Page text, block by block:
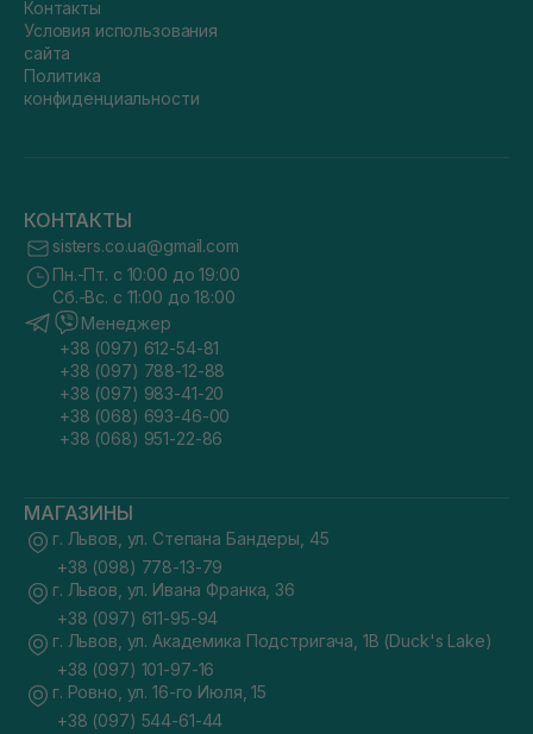
Контакты
Условия использования
сайта
Политика
конфиденциальности
КОНТАКТЫ
sisters.co.ua@gmail.com
Пн.-Пт. с 10:00 до 19:00
Сб.-Вс. с 11:00 до 18:00
Менеджер
+38 (097) 612-54-81
+38 (097) 788-12-88
+38 (097) 983-41-20
+38 (068) 693-46-00
+38 (068) 951-22-86
МАГАЗИНЫ
г. Львов, ул. Степана Бандеры, 45
+38 (098) 778-13-79
г. Львов, ул. Ивана Франка, 36
+38 (097) 611-95-94
г. Львов, ул. Академика Подстригача, 1В (Duck's Lake)
+38 (097) 101-97-16
г. Ровно, ул. 16-го Июля, 15
+38 (097) 544-61-44